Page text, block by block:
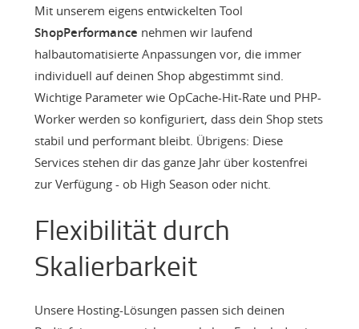
Mit unserem eigens entwickelten Tool
ShopPerformance nehmen wir laufend
halbautomatisierte Anpassungen vor, die immer
individuell auf deinen Shop abgestimmt sind.
Wichtige Parameter wie OpCache-Hit-Rate und PHP-
Worker werden so konfiguriert, dass dein Shop stets
stabil und performant bleibt. Übrigens: Diese
Services stehen dir das ganze Jahr über kostenfrei
zur Verfügung - ob High Season oder nicht.
Flexibilität durch
Skalierbarkeit
Unsere Hosting-Lösungen passen sich deinen